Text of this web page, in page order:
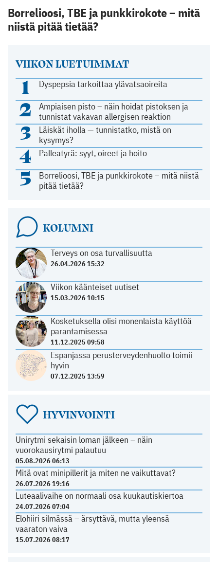
VIIKON LUETUIMMAT
1 Dyspepsia tarkoittaa ylävatsaoireita
2
Ampiaisen pisto – näin hoidat pistoksen ja
tunnistat vakavan allergisen reaktion
3
Läiskät iholla — tunnistatko, mistä on
kysymys?
4 Palleatyrä: syyt, oireet ja hoito
5
Borrelioosi, TBE ja punkkirokote – mitä niistä
pitää tietää?
KOLUMNI
Terveys on osa turvallisuutta
26.04.2026 15:32
Viikon käänteiset uutiset
15.03.2026 10:15
Kosketuksella olisi monenlaista käyttöä
parantamisessa
11.12.2025 09:58
Espanjassa perusterveydenhuolto toimii
hyvin
07.12.2025 13:59
HYVINVOINTI
Unirytmi sekaisin loman jälkeen – näin
vuorokausirytmi palautuu
05.08.2026 06:13
Mitä ovat minipillerit ja miten ne vaikuttavat?
26.07.2026 19:16
Luteaalivaihe on normaali osa kuukautiskiertoa
24.07.2026 07:04
Elohiiri silmässä – ärsyttävä, mutta yleensä
vaaraton vaiva
15.07.2026 08:17
Borrelioosi, TBE ja punkkirokote – mitä
niistä pitää tietää?